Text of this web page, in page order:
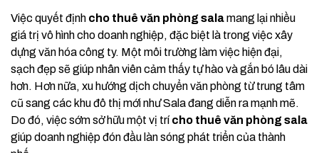
Việc quyết định cho thuê văn phòng salamang lại nhiều
giá trị vô hình cho doanh nghiệp, đặc biệt là trong việc xây
dựng văn hóa công ty. Một môi trường làm việc hiện đại,
sạch đẹp sẽ giúp nhân viên cảm thấy tự hào và gắn bó lâu dài
hơn. Hơn nữa, xu hướng dịch chuyển văn phòng từ trung tâm
cũ sang các khu đô thị mới như Sala đang diễn ra mạnh mẽ.
Do đó, việc sớm sở hữu một vị trícho thuê văn phòng sala
giúp doanh nghiệp đón đầu làn sóng phát triển của thành